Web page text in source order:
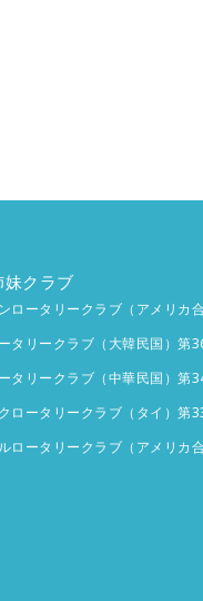
妹クラブ
ロータリークラブ（アメリカ
タリークラブ（大韓民国）第
タリークラブ（中華民国）第
ロータリークラブ（タイ）第
ロータリークラブ（アメリカ